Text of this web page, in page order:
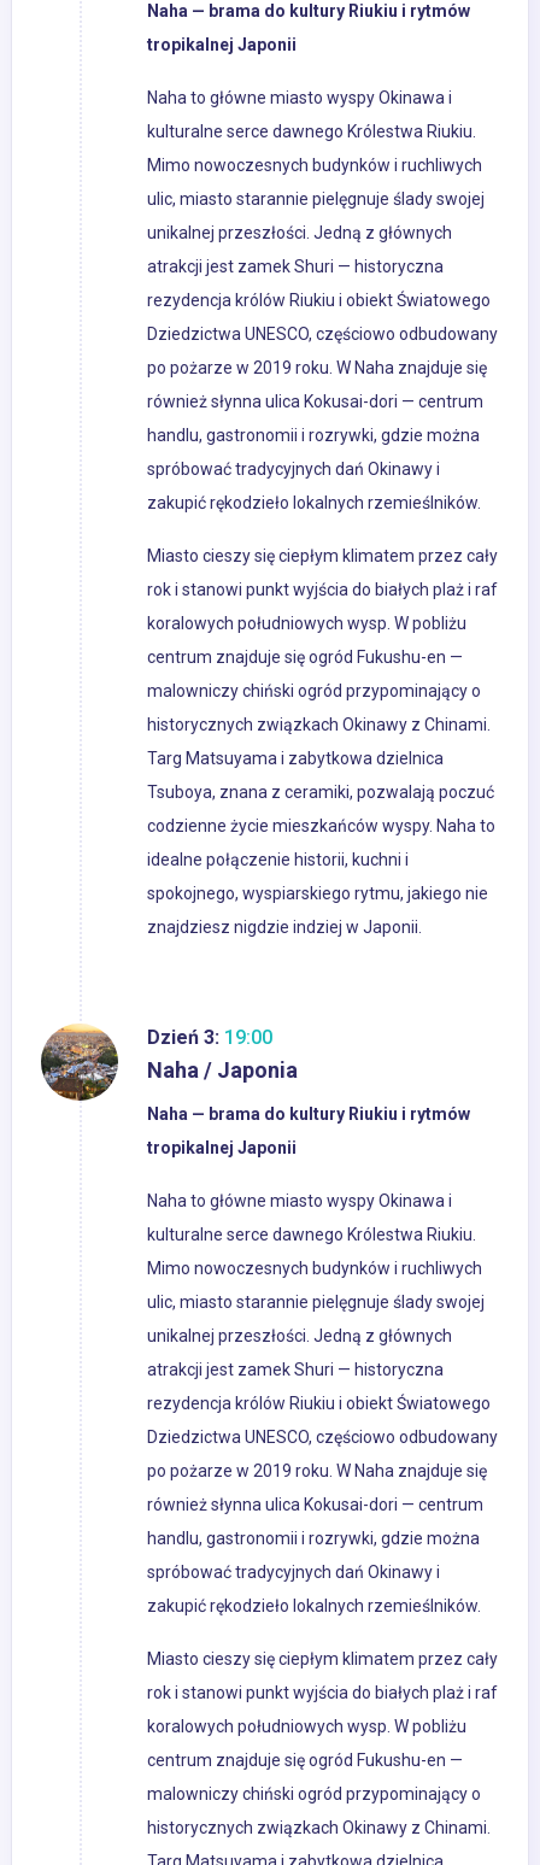
Naha — brama do kultury Riukiu i rytmów
tropikalnej Japonii
Naha to główne miasto wyspy Okinawa i
kulturalne serce dawnego Królestwa Riukiu.
Mimo nowoczesnych budynków i ruchliwych
ulic, miasto starannie pielęgnuje ślady swojej
unikalnej przeszłości. Jedną z głównych
atrakcji jest zamek Shuri — historyczna
rezydencja królów Riukiu i obiekt Światowego
Dziedzictwa UNESCO, częściowo odbudowany
po pożarze w 2019 roku. W Naha znajduje się
również słynna ulica Kokusai-dori — centrum
handlu, gastronomii i rozrywki, gdzie można
spróbować tradycyjnych dań Okinawy i
zakupić rękodzieło lokalnych rzemieślników.
Miasto cieszy się ciepłym klimatem przez cały
rok i stanowi punkt wyjścia do białych plaż i raf
koralowych południowych wysp. W pobliżu
centrum znajduje się ogród Fukushu-en —
malowniczy chiński ogród przypominający o
historycznych związkach Okinawy z Chinami.
Targ Matsuyama i zabytkowa dzielnica
Tsuboya, znana z ceramiki, pozwalają poczuć
codzienne życie mieszkańców wyspy. Naha to
idealne połączenie historii, kuchni i
spokojnego, wyspiarskiego rytmu, jakiego nie
znajdziesz nigdzie indziej w Japonii.
Dzień 3: 19:00
Naha / Japonia
Naha — brama do kultury Riukiu i rytmów
tropikalnej Japonii
Naha to główne miasto wyspy Okinawa i
kulturalne serce dawnego Królestwa Riukiu.
Mimo nowoczesnych budynków i ruchliwych
ulic, miasto starannie pielęgnuje ślady swojej
unikalnej przeszłości. Jedną z głównych
atrakcji jest zamek Shuri — historyczna
rezydencja królów Riukiu i obiekt Światowego
Dziedzictwa UNESCO, częściowo odbudowany
po pożarze w 2019 roku. W Naha znajduje się
również słynna ulica Kokusai-dori — centrum
handlu, gastronomii i rozrywki, gdzie można
spróbować tradycyjnych dań Okinawy i
zakupić rękodzieło lokalnych rzemieślników.
Miasto cieszy się ciepłym klimatem przez cały
rok i stanowi punkt wyjścia do białych plaż i raf
koralowych południowych wysp. W pobliżu
centrum znajduje się ogród Fukushu-en —
malowniczy chiński ogród przypominający o
historycznych związkach Okinawy z Chinami.